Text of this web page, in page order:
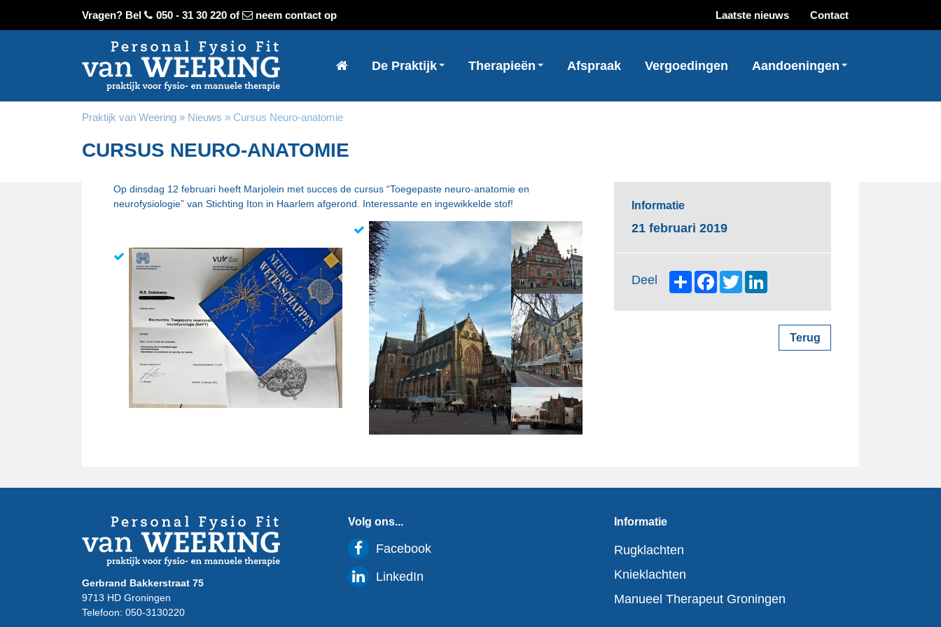
Vragen? Bel 050 - 31 30 220 of neem contact op Laatste nieuws Contact
De Praktijk Therapieën Afspraak Vergoedingen Aandoeningen
Praktijk van Weering Nieuws Cursus Neuro-anatomie
CURSUS NEURO-ANATOMIE
Op dinsdag 12 februari heeft Marjolein met succes de cursus “Toegepaste neuro-anatomie en
neurofysiologie” van Stichting Iton in Haarlem afgerond. Interessante en ingewikkelde stof!
Informatie
21 februari 2019
Deel ShareFacebook
Twitter
Terug
Gerbrand Bakkerstraat 75
9713 HD Groningen
Telefoon: 050-3130220
Volg ons...
 Facebook
 LinkedIn
Informatie
Rugklachten
Knieklachten
Manueel Therapeut Groningen